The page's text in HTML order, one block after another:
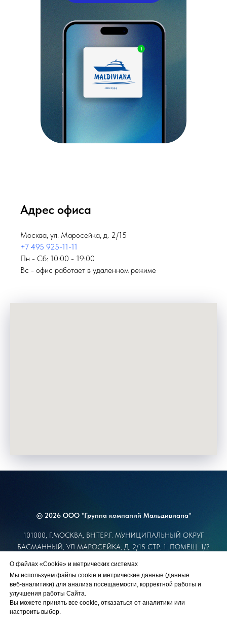
Адрес офиса
Москва, ул. Маросейка, д. 2/15
+7 495 925-11-11
Пн - Сб: 10:00 - 19:00
Вс - офис работает в удаленном режиме
О файлах «Cookie» и метрических системах
Мы используем файлы cookie и метрические данные (данные
веб‑аналитики) для анализа посещаемости, корректной работы и
улучшения работы Сайта.
Вы можете принять все cookie, отказаться от аналитики или
настроить выбор.
© 2026 ООО "Группа компаний Мальдивиана"
101000, Г.МОСКВА, ВН.ТЕР.Г. МУНИЦИПАЛЬНЫЙ ОКРУГ
БАСМАННЫЙ, УЛ МАРОСЕЙКА, Д. 2/15 СТР. 1 ,ПОМЕЩ. 1/2
info@maldiviana.com
+7 (495) 925-11-11